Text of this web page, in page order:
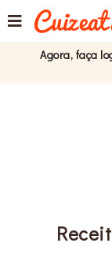
Agora, faça